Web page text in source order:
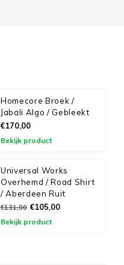
Homecore Broek /
Jabali Algo / Gebleekt
€170,00
Bekijk product
Universal Works
Overhemd / Road Shirt
/ Aberdeen Ruit
€131,00 €105,00
Bekijk product